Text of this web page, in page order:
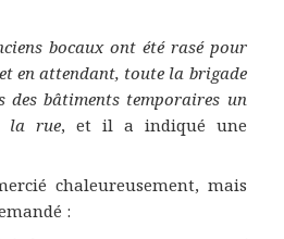
bocaux ont été rasé pour
en attendant, toute la brigade
des bâtiments temporaires un
la rue, et il a indiqué une
chaleureusement, mais
: